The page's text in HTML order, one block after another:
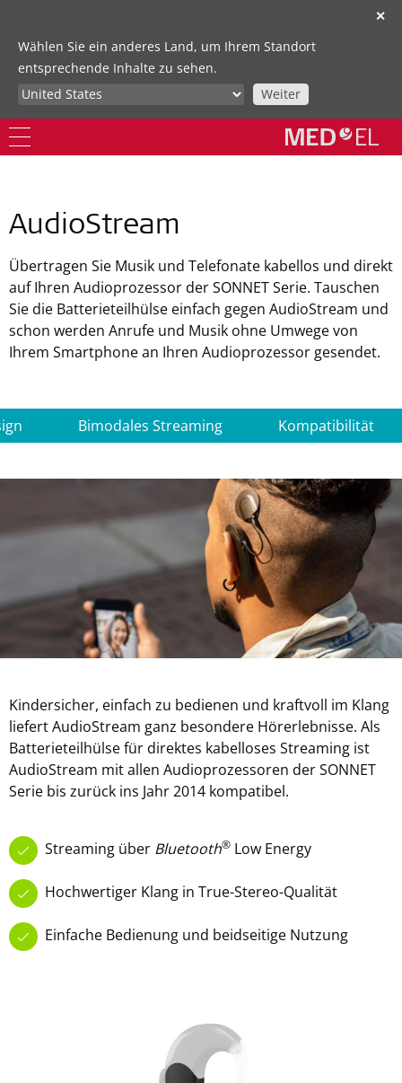
✕
Wählen Sie ein anderes Land, um Ihrem Standort
entsprechende Inhalte zu sehen.
Weiter
AudioStream
Übertragen Sie Musik und Telefonate kabellos und direkt
auf Ihren Audioprozessor der SONNET Serie. Tauschen
Sie die Batterieteilhülse einfach gegen AudioStream und
schon werden Anrufe und Musik ohne Umwege von
Ihrem Smartphone an Ihren Audioprozessor gesendet.
Bimodales Streaming Kompatibilität
Kindersicher, einfach zu bedienen und kraftvoll im Klang
liefert AudioStream ganz besondere Hörerlebnisse. Als
Batterieteilhülse für direktes kabelloses Streaming ist
AudioStream mit allen Audioprozessoren der SONNET
Serie bis zurück ins Jahr 2014 kompatibel.
Streaming über Bluetooth® Low Energy
Hochwertiger Klang in True-Stereo-Qualität
Einfache Bedienung und beidseitige Nutzung